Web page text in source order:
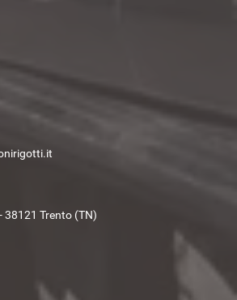
38121 Trento (TN)